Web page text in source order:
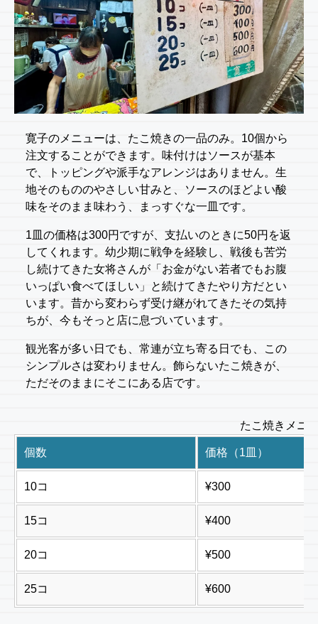
寛子のメニューは、たこ焼きの一品のみ。10個から
注文することができます。味付けはソースが基本
で、トッピングや派手なアレンジはありません。生
地そのもののやさしい甘みと、ソースのほどよい酸
味をそのまま味わう、まっすぐな一皿です。
1皿の価格は300円ですが、支払いのときに50円を返
してくれます。幼少期に戦争を経験し、戦後も苦労
し続けてきた女将さんが「お金がない若者でもお腹
いっぱい食べてほしい」と続けてきたやり方だとい
います。昔から変わらず受け継がれてきたその気持
ちが、今もそっと店に息づいています。
観光客が多い日でも、常連が立ち寄る日でも、この
シンプルさは変わりません。飾らないたこ焼きが、
ただそのままにそこにある店です。
たこ焼きメニ
個数 価格（1皿）
10コ ¥300
15コ ¥400
20コ ¥500
25コ ¥600